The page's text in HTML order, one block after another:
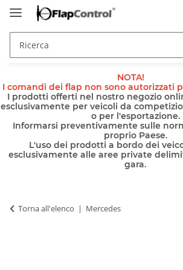
NOTA!
I comandi dei flap non sono autorizzati
I prodotti offerti nel nostro negozio
esclusivamente per veicoli da
o per l'esportazione.
Informarsi preventivamente sulle
proprio Paese.
L'uso dei prodotti a bordo dei
esclusivamente alle aree private
gara.
Torna all'elenco Mercedes